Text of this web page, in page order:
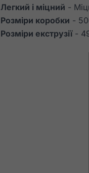
Легкий і міцний -
Розміри коробки -
Розміри екструзії-